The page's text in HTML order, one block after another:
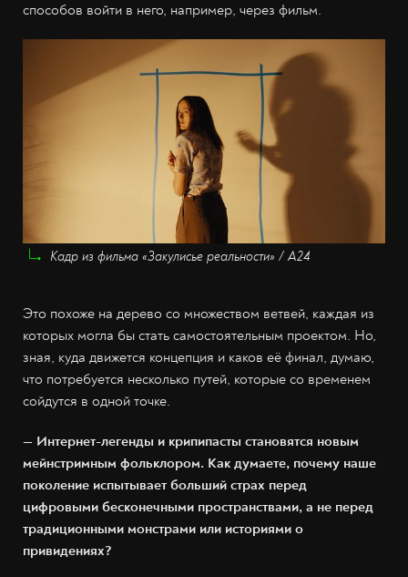
способов войти в него, например, через фильм.
Кадр из фильма «Закулисье реальности» / A24
Это похоже на дерево со множеством ветвей, каждая из
которых могла бы стать самостоятельным проектом. Но,
зная, куда движется концепция и каков её финал, думаю,
что потребуется несколько путей, которые со временем
сойдутся в одной точке.
— Интернет-легенды и крипипасты становятся новым
мейнстримным фольклором. Как думаете, почему наше
поколение испытывает больший страх перед
цифровыми бесконечными пространствами, а не перед
традиционными монстрами или историями о
привидениях?